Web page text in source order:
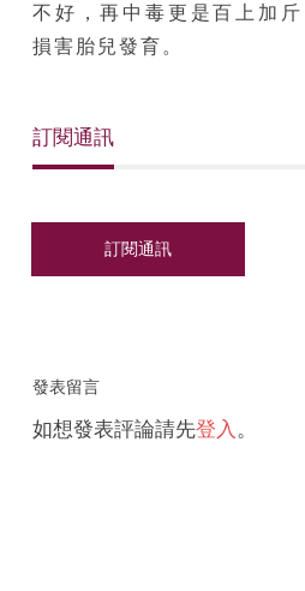
不好，再中毒更是百上加
損害胎兒發育。
訂閱通訊
發表留言
如想發表評論請先登入 。